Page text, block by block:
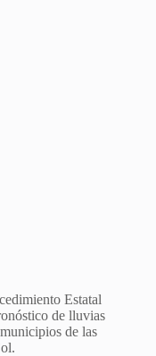
Estatal
de lluvias
de las